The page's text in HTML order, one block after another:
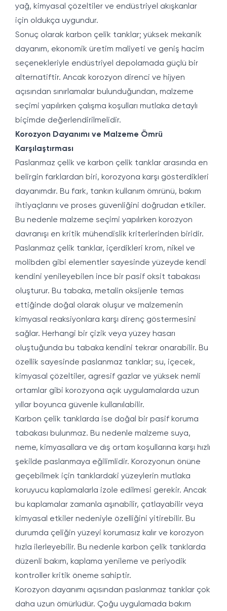
yağ, kimyasal çözeltiler ve endüstriyel akışkanlar
için oldukça uygundur.
Sonuç olarak karbon çelik tanklar; yüksek mekanik
dayanım, ekonomik üretim maliyeti ve geniş hacim
seçenekleriyle endüstriyel depolamada güçlü bir
alternatiftir. Ancak korozyon direnci ve hijyen
açısından sınırlamalar bulunduğundan, malzeme
seçimi yapılırken çalışma koşulları mutlaka detaylı
biçimde değerlendirilmelidir.
Korozyon Dayanımı ve Malzeme Ömrü
Karşılaştırması
Paslanmaz çelik ve karbon çelik tanklar arasında en
belirgin farklardan biri, korozyona karşı gösterdikleri
dayanımdır. Bu fark, tankın kullanım ömrünü, bakım
ihtiyaçlarını ve proses güvenliğini doğrudan etkiler.
Bu nedenle malzeme seçimi yapılırken korozyon
davranışı en kritik mühendislik kriterlerinden biridir.
Paslanmaz çelik tanklar, içerdikleri krom, nikel ve
molibden gibi elementler sayesinde yüzeyde kendi
kendini yenileyebilen ince bir pasif oksit tabakası
oluşturur. Bu tabaka, metalin oksijenle temas
ettiğinde doğal olarak oluşur ve malzemenin
kimyasal reaksiyonlara karşı direnç göstermesini
sağlar. Herhangi bir çizik veya yüzey hasarı
oluştuğunda bu tabaka kendini tekrar onarabilir. Bu
özellik sayesinde paslanmaz tanklar; su, içecek,
kimyasal çözeltiler, agresif gazlar ve yüksek nemli
ortamlar gibi korozyona açık uygulamalarda uzun
yıllar boyunca güvenle kullanılabilir.
Karbon çelik tanklarda ise doğal bir pasif koruma
tabakası bulunmaz. Bu nedenle malzeme suya,
neme, kimyasallara ve dış ortam koşullarına karşı hızlı
şekilde paslanmaya eğilimlidir. Korozyonun önüne
geçebilmek için tanklardaki yüzeylerin mutlaka
koruyucu kaplamalarla izole edilmesi gerekir. Ancak
bu kaplamalar zamanla aşınabilir, çatlayabilir veya
kimyasal etkiler nedeniyle özelliğini yitirebilir. Bu
durumda çeliğin yüzeyi korumasız kalır ve korozyon
hızla ilerleyebilir. Bu nedenle karbon çelik tanklarda
düzenli bakım, kaplama yenileme ve periyodik
kontroller kritik öneme sahiptir.
Korozyon dayanımı açısından paslanmaz tanklar çok
daha uzun ömürlüdür. Çoğu uygulamada bakım